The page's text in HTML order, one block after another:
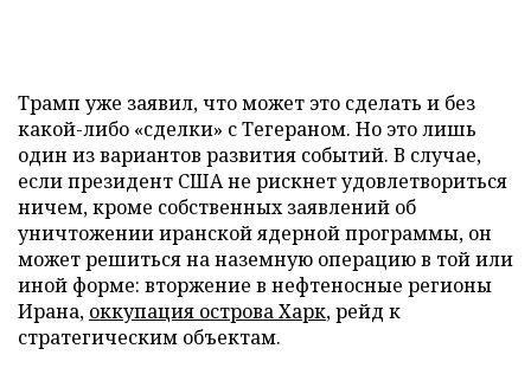
Трамп уже заявил, что может это сделать и без
какой-либо «сделки» с Тегераном. Но это лишь
один из вариантов развития событий. В случае,
если президент США не рискнет удовлетвориться
ничем, кроме собственных заявлений об
уничтожении иранской ядерной программы, он
может решиться на наземную операцию в той или
иной форме: вторжение в нефтеносные регионы
Ирана, оккупация острова Харк, рейд к
стратегическим объектам.